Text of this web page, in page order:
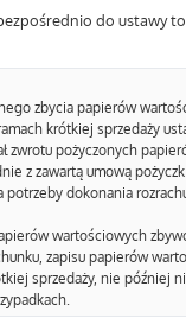
do ustawy
zbycia papierów
krótkiej sprzedaży
zwrotu pożyczonych
z zawartą umową
potrzeby dokonania
wartościowych
zapisu papierów
sprzedaży, nie później